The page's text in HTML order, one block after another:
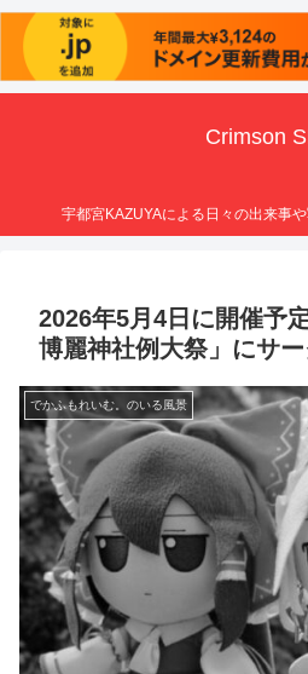
Crimson
宇都宮KAZUYAによる日々の出来事
2026年5月4日に開催予
博麗神社例大祭」にサ
でかふもれいむ。のいる風景